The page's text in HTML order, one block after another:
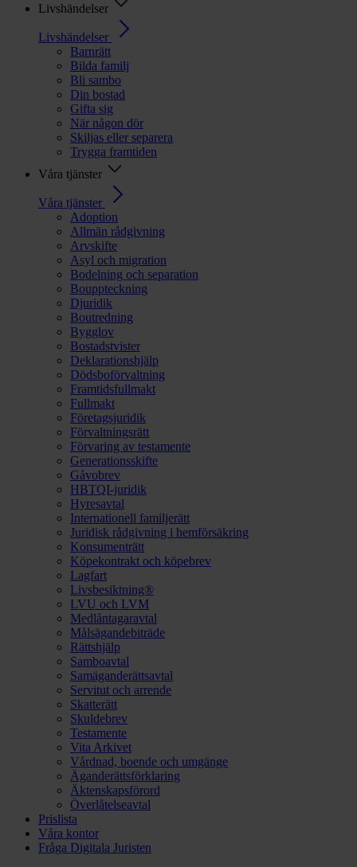
Livshändelser
Livshändelser
Barnrätt
Bilda familj
Bli sambo
Din bostad
Gifta sig
När någon dör
Skiljas eller separera
Trygga framtiden
Våra tjänster
Våra tjänster
Adoption
Allmän rådgivning
Arvskifte
Asyl och migration
Bodelning och separation
Bouppteckning
Djuridik
Boutredning
Bygglov
Bostadstvister
Deklarationshjälp
Dödsboförvaltning
Framtidsfullmakt
Fullmakt
Företagsjuridik
Förvaltningsrätt
Förvaring av testamente
Generationsskifte
Gåvobrev
HBTQI-juridik
Hyresavtal
Internationell familjerätt
Juridisk rådgivning i hemförsäkring
Konsumenträtt
Köpekontrakt och köpebrev
Lagfart
Livsbesiktning®
LVU och LVM
Medlåntagaravtal
Målsägandebiträde
Rättshjälp
Samboavtal
Samäganderättsavtal
Servitut och arrende
Skatterätt
Skuldebrev
Testamente
Vita Arkivet
Vårdnad, boende och umgänge
Äganderättsförklaring
Äktenskapsförord
Överlåtelseavtal
Prislista
Våra kontor
Fråga Digitala Juristen